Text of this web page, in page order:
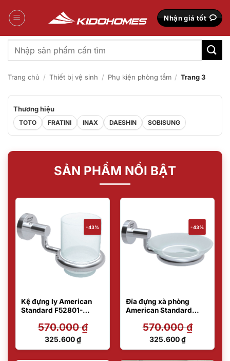
qua
Nhận giá tốt
Tìm
kiếm:
Trang chủ / Thiết bị vệ sinh / Phụ kiện phòng tắm / Trang 3
Thương hiệu
TOTO FRATINI INAX DAESHIN SOBISUNG
SẢN PHẨM NỔI BẬT
-43%
Kệ đựng ly American
Standard F52801-
570.000₫
Giá
325.600₫
Giá
-43%
Đĩa đựng xà phòng
American Standard
570.000₫
Giá
325.600₫
Giá